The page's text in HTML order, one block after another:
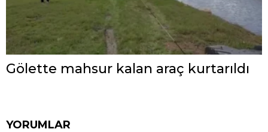
Gölette mahsur kalan araç kurtarıldı
YORUMLAR